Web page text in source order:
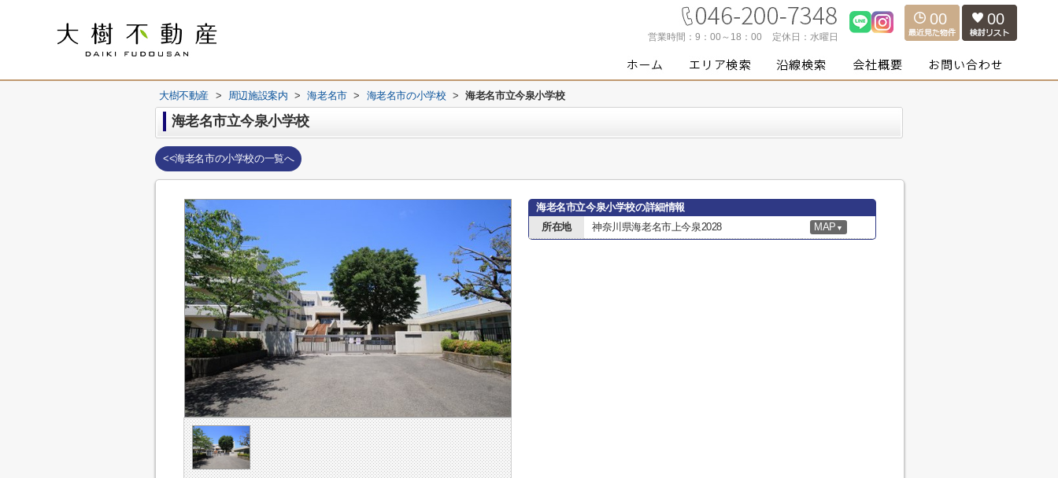
営業時間： 9：00～18：00 定休日： 水曜日
00 00
大樹不動産 > 周辺施設案内 > 海老名市 > 海老名市の小学校 > 海老名市立今泉小学校
海老名市立今泉小学校
<<海老名市の小学校の一覧へ
海老名市立今泉小学校の詳細情報
所在地
神奈川県海老名市上今泉2028 MAP ▼